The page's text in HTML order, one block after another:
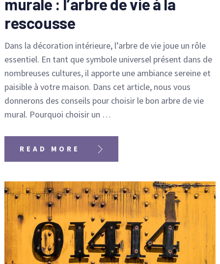
murale : l’arbre de vie à la
rescousse
Dans la décoration intérieure, l’arbre de vie joue un rôle
essentiel. En tant que symbole universel présent dans de
nombreuses cultures, il apporte une ambiance sereine et
paisible à votre maison. Dans cet article, nous vous
donnerons des conseils pour choisir le bon arbre de vie
mural. Pourquoi choisir un …
READ MORE